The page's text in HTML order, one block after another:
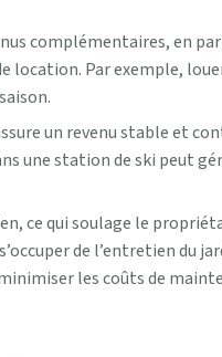
complémentaires, en
Par exemple,
un revenu stable et
une station de ski peut
ce qui soulage le
de l’entretien du
les coûts de